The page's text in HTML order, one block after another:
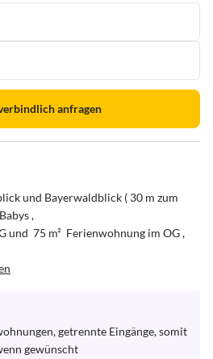
anfragen
und Bayerwaldblick ( 30 m zum
,
und  75 m²  Ferienwohnung im OG ,
getrennte Eingänge, somit
gewünscht